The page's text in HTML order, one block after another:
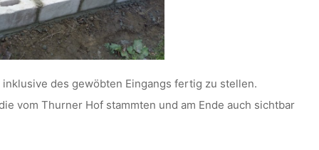
des gewöbten Eingangs fertig zu stellen.
vom Thurner Hof stammten und am Ende auch sichtbar